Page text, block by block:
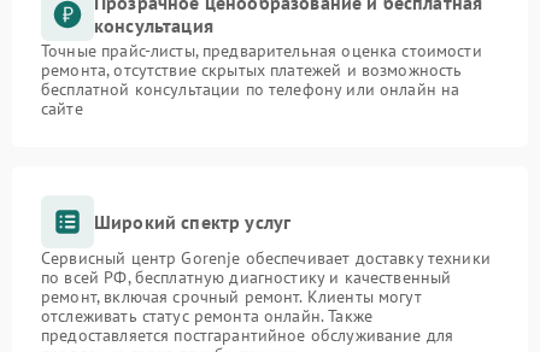
консультация
Точные прайс-листы, предварительная оценка стоимости
ремонта, отсутствие скрытых платежей и возможность
бесплатной консультации по телефону или онлайн на
сайте
Широкий спектр услуг
Сервисный центр Gorenje обеспечивает доставку техники
по всей РФ, бесплатную диагностику и качественный
ремонт, включая срочный ремонт. Клиенты могут
отслеживать статус ремонта онлайн. Также
предоставляется постгарантийное обслуживание для